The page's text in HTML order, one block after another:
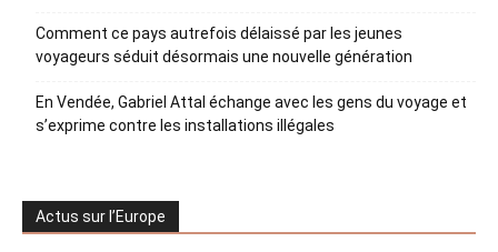
Comment ce pays autrefois délaissé par les jeunes
voyageurs séduit désormais une nouvelle génération
En Vendée, Gabriel Attal échange avec les gens du voyage et
s’exprime contre les installations illégales
Actus sur l’Europe